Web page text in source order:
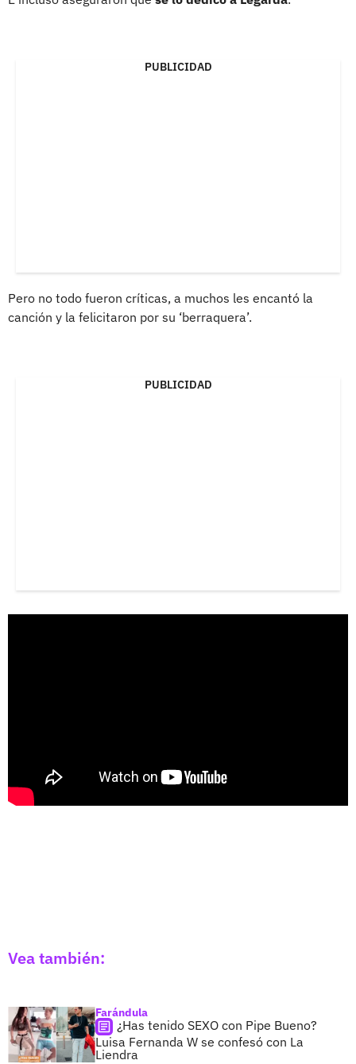
PUBLICIDAD
Pero no todo fueron críticas, a muchos les encantó la
canción y la felicitaron por su ‘berraquera’.
PUBLICIDAD
Vea también:
Farándula
¿Has tenido SEXO con Pipe Bueno?
Luisa Fernanda W se confesó con La
Liendra